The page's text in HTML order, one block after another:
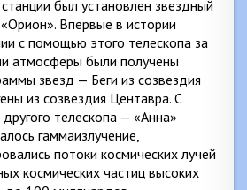
был установлен звездный
Впервые в истории
с помощью этого телескопа за
атмосферы были получены
звезд — Беги из созвездия
из созвездия Центавра. С
телескопа — «Анна»
гаммаизлучение,
потоки космических лучей
космических частиц высоких